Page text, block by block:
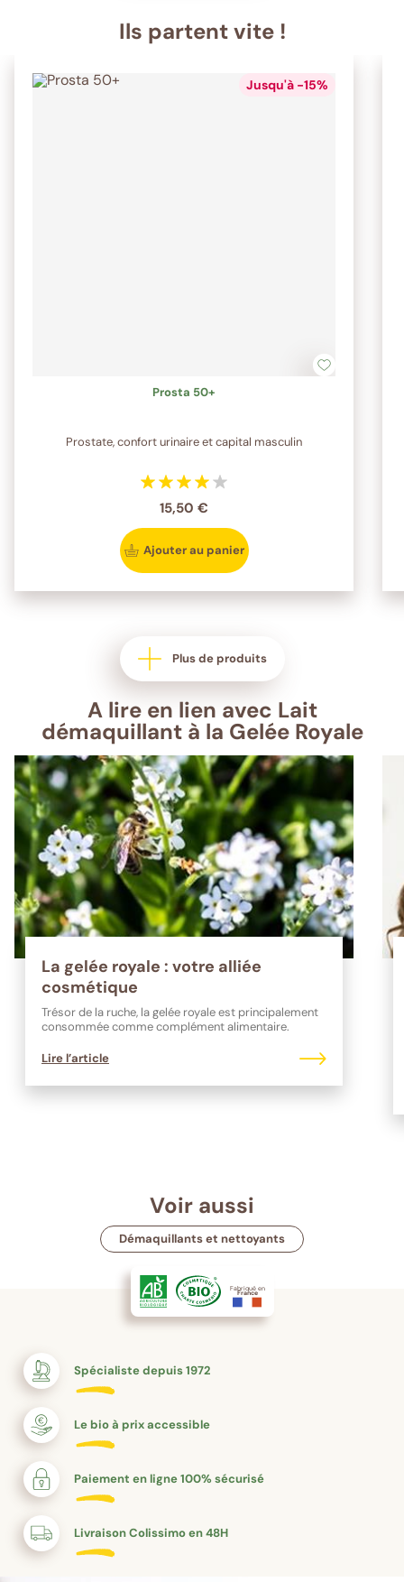
Ils partent vite !
Jusqu'à -15%
Prosta 50+
Prostate, confort urinaire et capital masculin
15,50 €
Ajouter au panier
Plus de produits
A lire en lien avec Lait
démaquillant à la Gelée Royale
La gelée royale : votre alliée
cosmétique
Trésor de la ruche, la gelée royale est principalement
consommée comme complément alimentaire.
Lire l’article
Voir aussi
Démaquillants et nettoyants
Fabriqué en
France
Spécialiste depuis 1972
Le bio à prix accessible
Paiement en ligne 100% sécurisé
Livraison Colissimo en 48H